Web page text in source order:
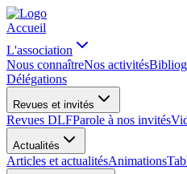
Accueil
L'association
Nous connaîtreNos activités
Délégations
Revues et invités
Revues DLFParole à nos invités
Actualités
Articles et actualitésAnimations